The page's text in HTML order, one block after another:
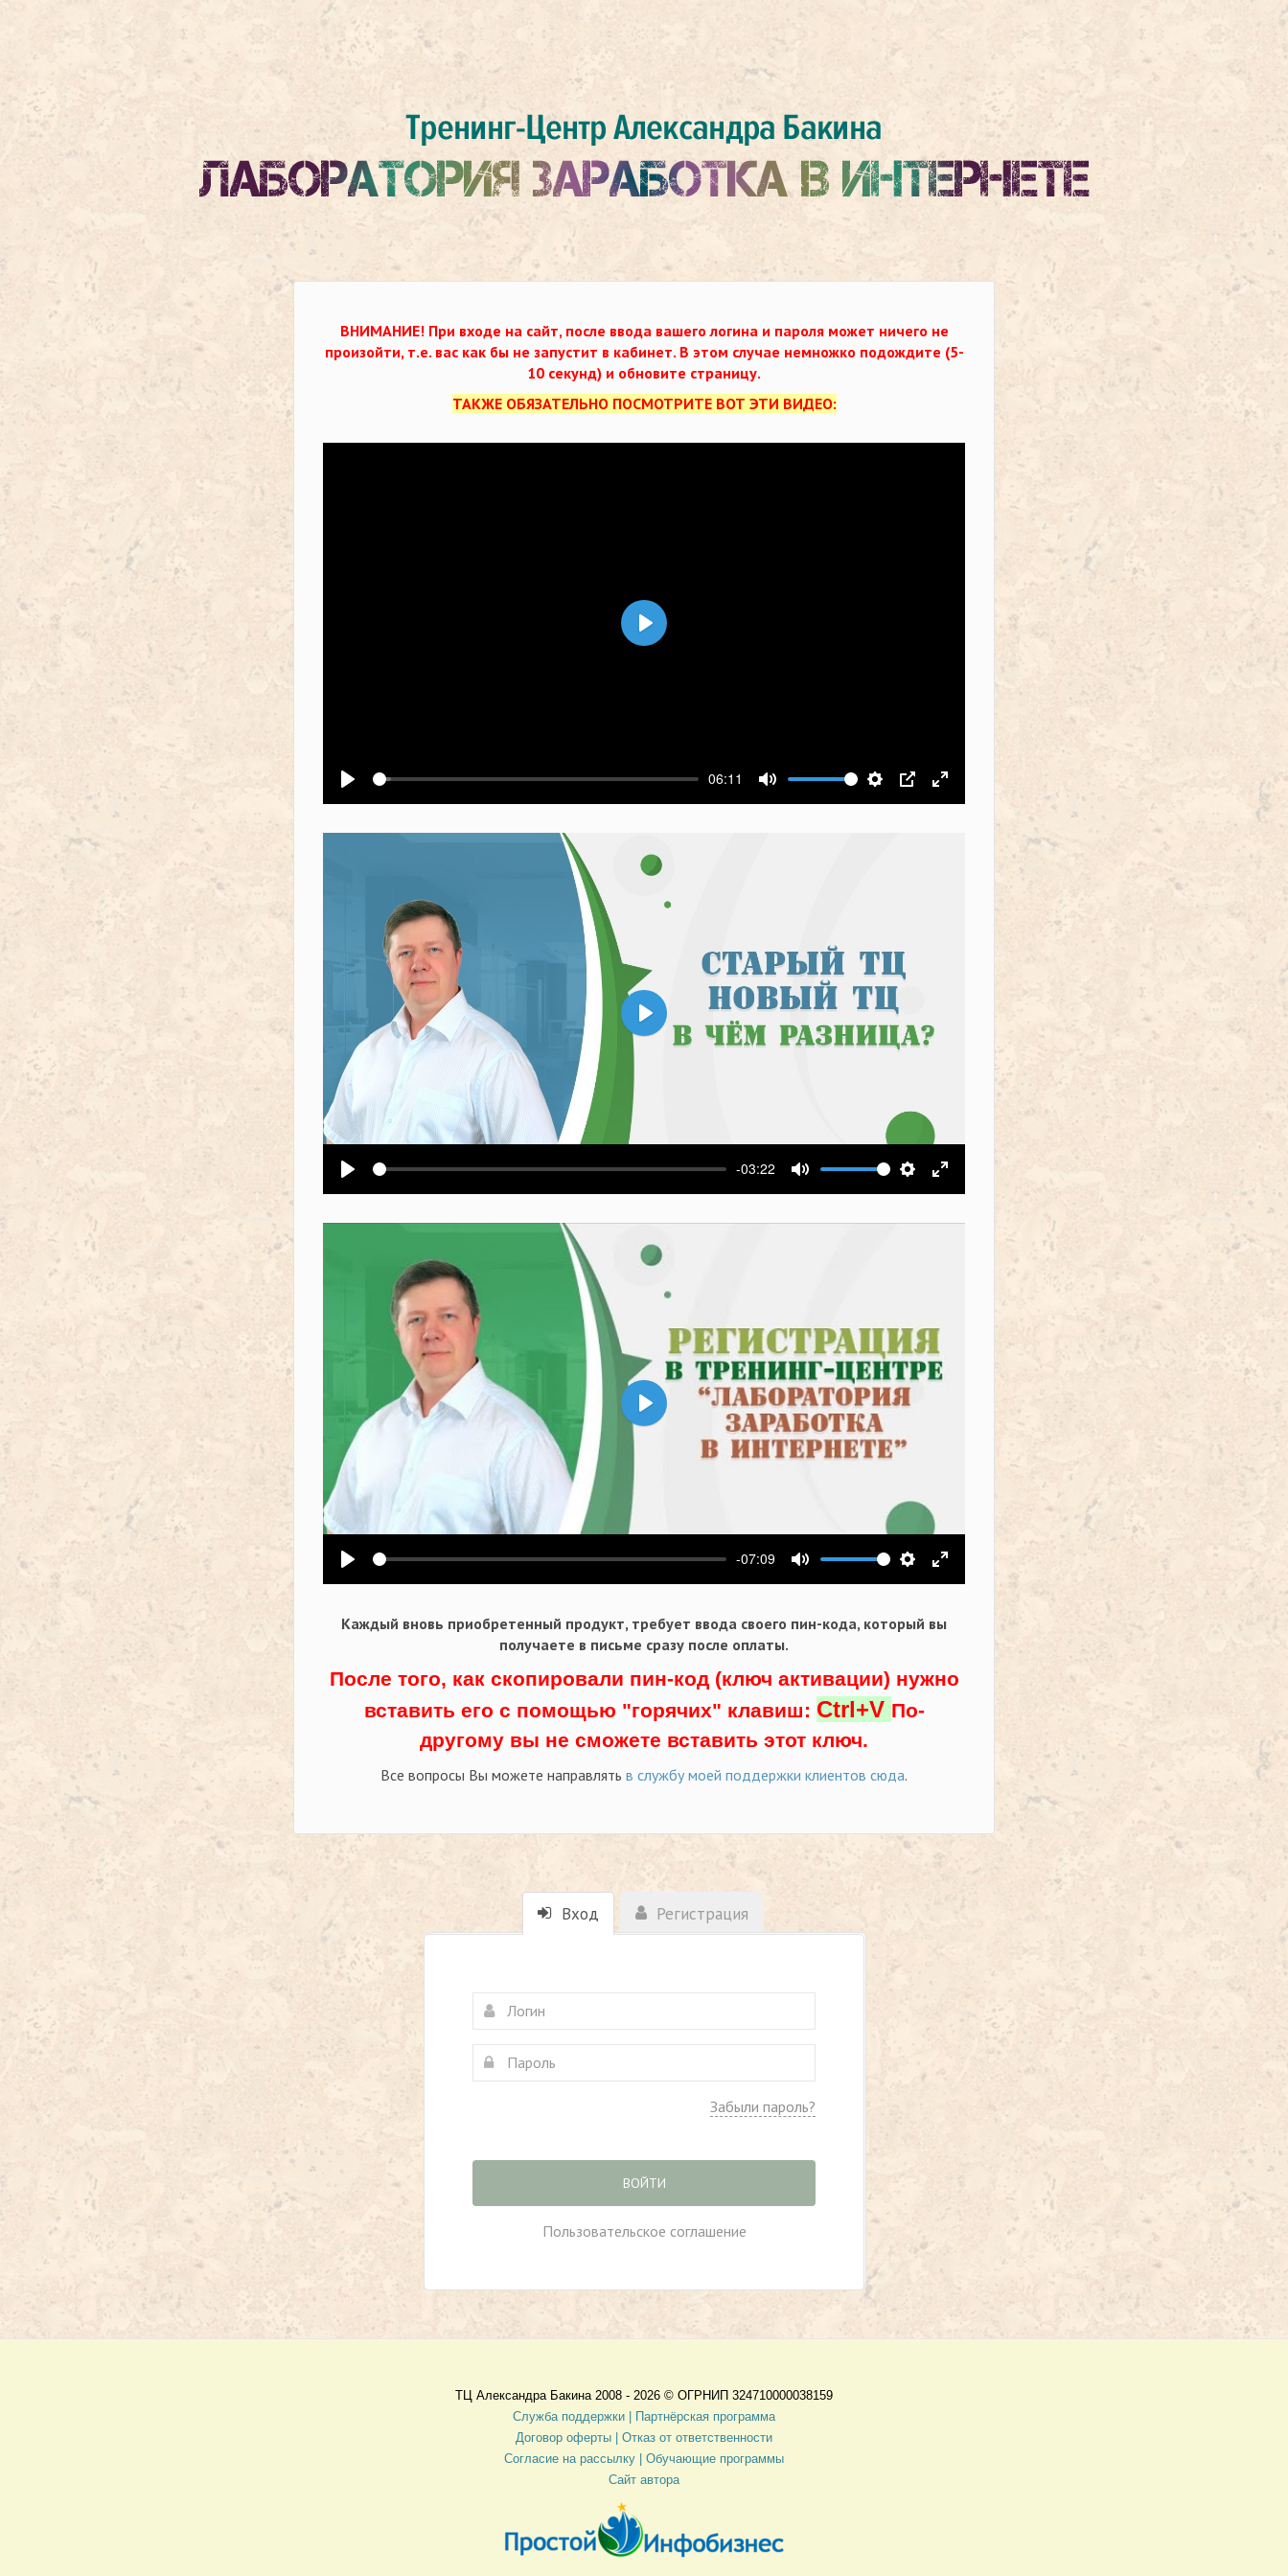
ВНИМАНИЕ! При входе на сайт, после ввода вашего логина и пароля может ничего не
произойти, т.е. вас как бы не запустит в кабинет. В этом случае немножко подождите (5-
10 секунд) и обновите страницу.
ТАКЖЕ ОБЯЗАТЕЛЬНО ПОСМОТРИТЕ ВОТ ЭТИ ВИДЕО:
Воспроизвести
06:11
Выключить звукНастройки
PIP На весь экран
Воспроизвести
Воспроизвести
-03:22
Выключить звукНастройки
На весь экран
Воспроизвести
Воспроизвести
-07:09
Выключить звукНастройки
На весь экран
Воспроизвести
Каждый вновь приобретенный продукт, требует ввода своего пин-кода, который вы
получаете в письме сразу после оплаты.
После того, как скопировали пин-код (ключ активации) нужно
вставить его с помощью "горячих" клавиш: Ctrl+V По-
другому вы не сможете вставить этот ключ.
Все вопросы Вы можете направлять в службу моей поддержки клиентов сюда.
Вход Регистрация
Забыли пароль?
ВОЙТИ
Пользовательское соглашение
ТЦ Александра Бакина 2008 - 2026 © ОГРНИП 324710000038159
Служба поддержки |
Партнёрская программа
Договор оферты
| Отказ от ответственности
Согласие на рассылку | Обучающие программы
Сайт автора